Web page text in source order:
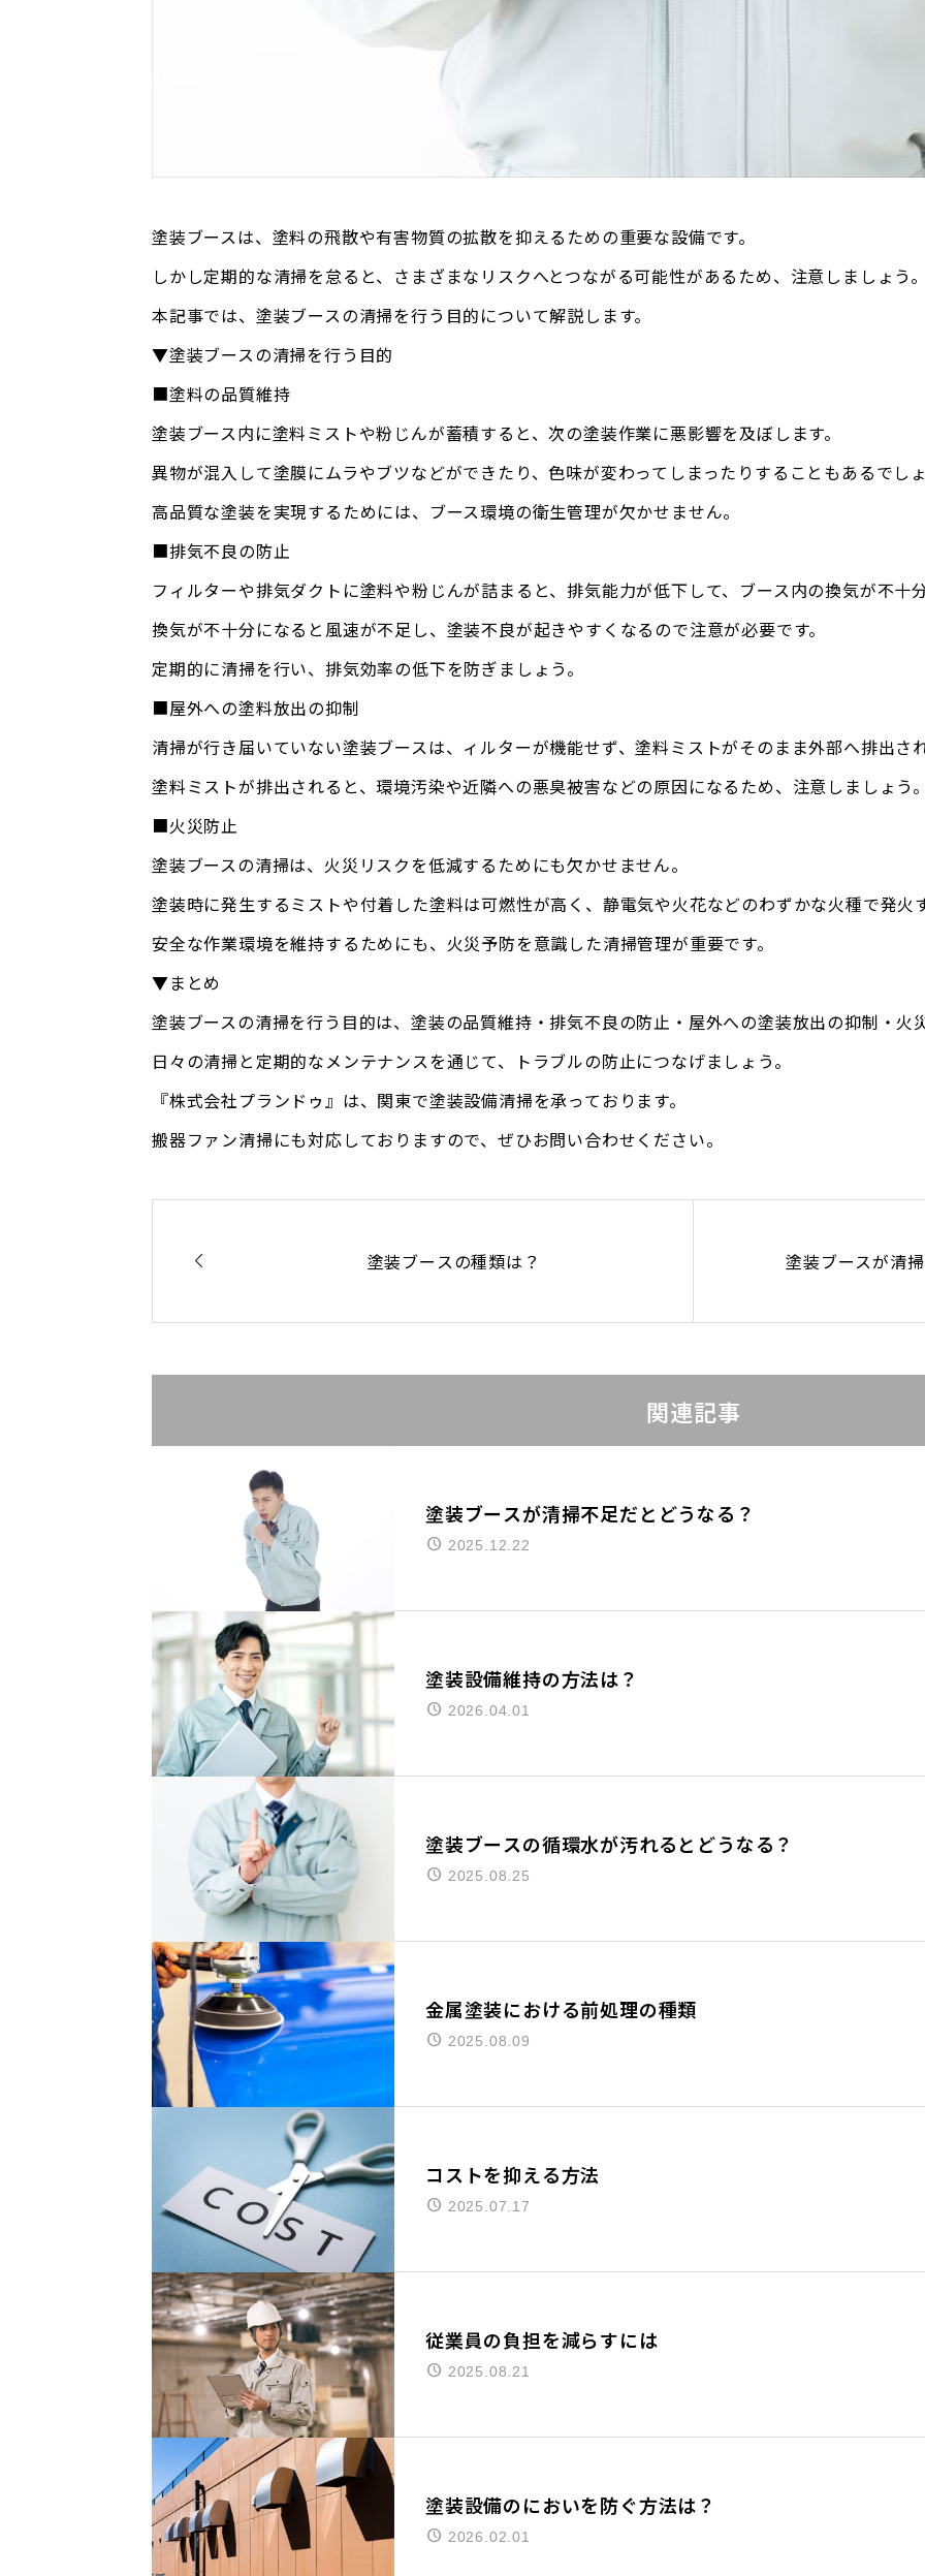
塗装ブースは、塗料の飛散や有害物質の拡散を抑えるための重要な設備です。
しかし定期的な清掃を怠ると、さまざまなリスクへとつながる可能性があるため、注意しましょう。
本記事では、塗装ブースの清掃を行う目的について解説します。
▼塗装ブースの清掃を行う目的
■塗料の品質維持
塗装ブース内に塗料ミストや粉じんが蓄積すると、次の塗装作業に悪影響を及ぼします。
異物が混入して塗膜にムラやブツなどができたり、色味が変わってしまったりすることもあるでしょ
高品質な塗装を実現するためには、ブース環境の衛生管理が欠かせません。
■排気不良の防止
フィルターや排気ダクトに塗料や粉じんが詰まると、排気能力が低下して、ブース内の換気が不十分
換気が不十分になると風速が不足し、塗装不良が起きやすくなるので注意が必要です。
定期的に清掃を行い、排気効率の低下を防ぎましょう。
■屋外への塗料放出の抑制
清掃が行き届いていない塗装ブースは、ィルターが機能せず、塗料ミストがそのまま外部へ排出さ
塗料ミストが排出されると、環境汚染や近隣への悪臭被害などの原因になるため、注意しましょう。
■火災防止
塗装ブースの清掃は、火災リスクを低減するためにも欠かせません。
塗装時に発生するミストや付着した塗料は可燃性が高く、静電気や火花などのわずかな火種で発火
安全な作業環境を維持するためにも、火災予防を意識した清掃管理が重要です。
▼まとめ
塗装ブースの清掃を行う目的は、塗装の品質維持・排気不良の防止・屋外への塗装放出の抑制・火
日々の清掃と定期的なメンテナンスを通じて、トラブルの防止につなげましょう。
『株式会社プランドゥ』は、関東で塗装設備清掃を承っております。
搬器ファン清掃にも対応しておりますので、ぜひお問い合わせください。
 塗装ブースの種類は？ 塗装ブースが清
関連記事
塗装ブースが清掃不足だとどうなる？
2025.12.22
塗装設備維持の方法は？
2026.04.01
塗装ブースの循環水が汚れるとどうなる？
2025.08.25
金属塗装における前処理の種類
2025.08.09
コストを抑える方法
2025.07.17
従業員の負担を減らすには
2025.08.21
塗装設備のにおいを防ぐ方法は？
2026.02.01